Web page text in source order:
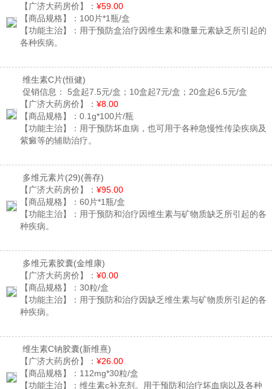
【广济大药房价】： ¥59.00
【商品规格】： 100片*1瓶/盒
【功能主治】： 用于预防盒治疗因维生素和微量元素缺乏所引起的
各种疾病。
维生素C片(恒健)
促销信息：
5盒起7.5元/盒；10盒起7元/盒；20盒起6.5元/盒
【广济大药房价】： ¥8.00
【商品规格】： 0.1g*100片/瓶
【功能主治】： 用于预防坏血病，也可用于各种急慢性传染疾病及
紫癜等的辅助治疗。
多维元素片(29)(善存)
【广济大药房价】： ¥95.00
【商品规格】： 60片*1瓶/盒
【功能主治】： 用于预防和治疗因维生素与矿物质缺乏所引起的各
种疾病。
多维元素胶囊(金维康)
【广济大药房价】： ¥0.00
【商品规格】： 30粒/盒
【功能主治】： 用于预防和治疗因缺乏维生素与矿物质所引起的各
种疾病。
维生素C钠胶囊(新维熹)
【广济大药房价】： ¥26.00
【商品规格】： 112mg*30粒/盒
【功能主治】： 维生素c补充剂。用于预防和治疗坏血病以及各种